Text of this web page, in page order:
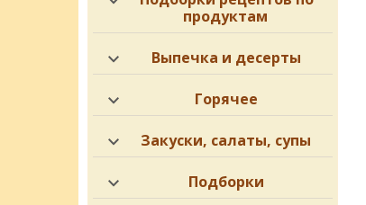
продуктам
Выпечка и десерты
Горячее
Закуски, салаты, супы
Подборки